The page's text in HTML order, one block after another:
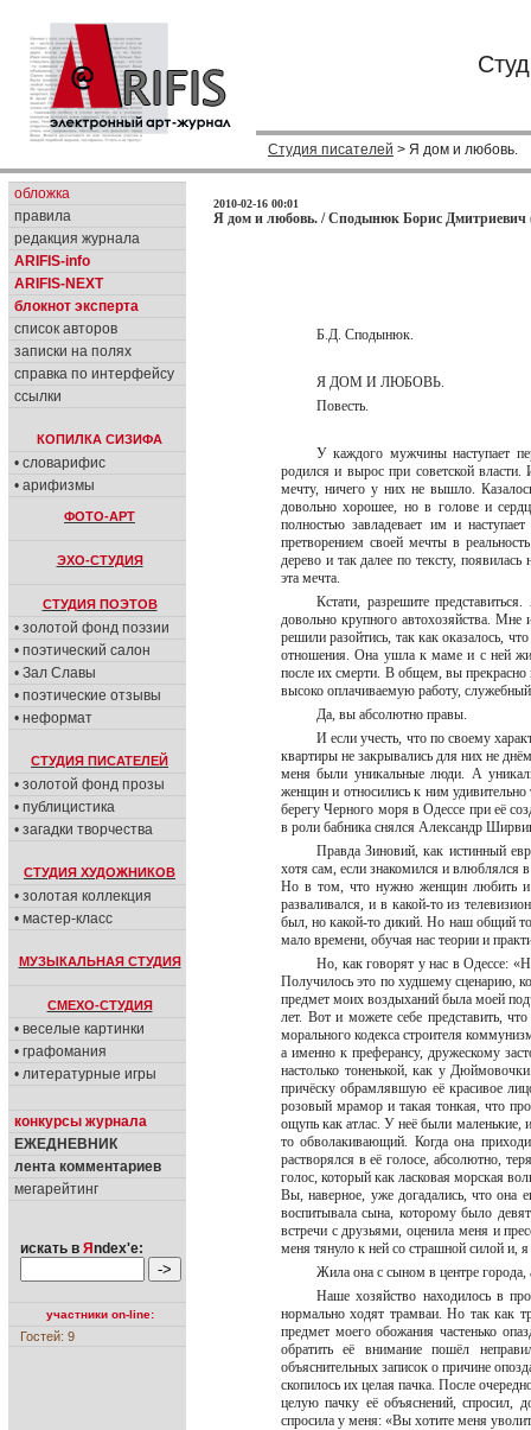
Студия писателей > Я дом и любовь.
обложка
правила
редакция журнала
ARIFIS-info
ARIFIS-NEXT
блокнот эксперта
список авторов
записки на полях
справка по интерфейсу
ссылки
КОПИЛКА СИЗИФА
• словарифис
• арифизмы
ФОТО-АРТ
ЭХО-СТУДИЯ
СТУДИЯ ПОЭТОВ
• золотой фонд поэзии
• поэтический салон
• Зал Славы
• поэтические отзывы
• неформат
СТУДИЯ ПИСАТЕЛЕЙ
• золотой фонд прозы
• публицистика
• загадки творчества
СТУДИЯ ХУДОЖНИКОВ
• золотая коллекция
• мастер-класс
МУЗЫКАЛЬНАЯ СТУДИЯ
СМЕХО-СТУДИЯ
• веселые картинки
• графомания
• литературные игры
конкурсы журнала
ЕЖЕДНЕВНИК
лента комментариев
мегарейтинг
искать в Я ndex'е:
участники on-line:
Гостей: 9
2010-02-16 00:01
Я дом и любовь. / Сподынюк Борис Дмитриевич
Б.Д. Сподынюк.
Я ДОМ И ЛЮБОВЬ.
Повесть.
У каждого мужчины наступает
родился и вырос при советской
мечту, ничего у них не вышло.
довольно хорошее, но в голове и
полностью завладевает им и
претворением своей мечты в
дерево и так далее по тексту,
эта мечта.
Кстати, разрешите
довольно крупного автохозяйства.
решили разойтись, так как оказалось,
отношения. Она ушла к маме и с ней
после их смерти. В общем, вы прекрасно
высоко оплачиваемую работу,
Да, вы абсолютно правы.
И если учесть, что по своему
квартиры не закрывались для них не
меня были уникальные люди. А
женщин и относились к ним
берегу Черного моря в Одессе при её
в роли бабника снялся Александр
Правда Зиновий, как истинный
хотя сам, если знакомился и влюблялся
Но в том, что нужно женщин любить и
разваливался, и в какой-то из
был, но какой-то дикий. Но наш общий
мало времени, обучая нас теории и
Но, как говорят у нас в Одессе:
Получилось это по худшему сценарию,
предмет моих воздыханий была моей
лет. Вот и можете себе представить,
морального кодекса строителя
а именно к преферансу, дружескому
настолько тоненькой, как у
причёску обрамлявшую её красивое
розовый мрамор и такая тонкая, что
ощупь как атлас. У неё были маленькие,
то обволакивающий. Когда она
растворялся в её голосе, абсолютно,
голос, который как ласковая морская
Вы, наверное, уже догадались, что она
воспитывала сына, которому было
встречи с друзьями, оценила меня и
меня тянуло к ней со страшной силой и,
Жила она с сыном в центре города,
Наше хозяйство находилось в
нормально ходят трамваи. Но так как
предмет моего обожания частенько
обратить её внимание пошёл
объяснительных записок о причине
скопилось их целая пачка. После
целую пачку её объяснений, спросил,
спросила у меня: «Вы хотите меня